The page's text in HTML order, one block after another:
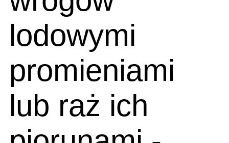
lodowymi
promieniami
lub raż ich